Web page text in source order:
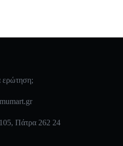
ερώτηση;
Πάτρα 262 24